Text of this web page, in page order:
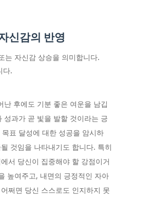
신감의 반영
는 자신감 상승을 의미합니다.
다.
후에도 기분 좋은 여운을 남깁
성과가 곧 빛을 발할 것이라는 긍
표 달성에 대한 성공을 암시하
것임을 나타내기도 합니다. 특히
서 당신이 집중해야 할 강점이거
높여주고, 내면의 긍정적인 자아
쩌면 당신 스스로도 인지하지 못